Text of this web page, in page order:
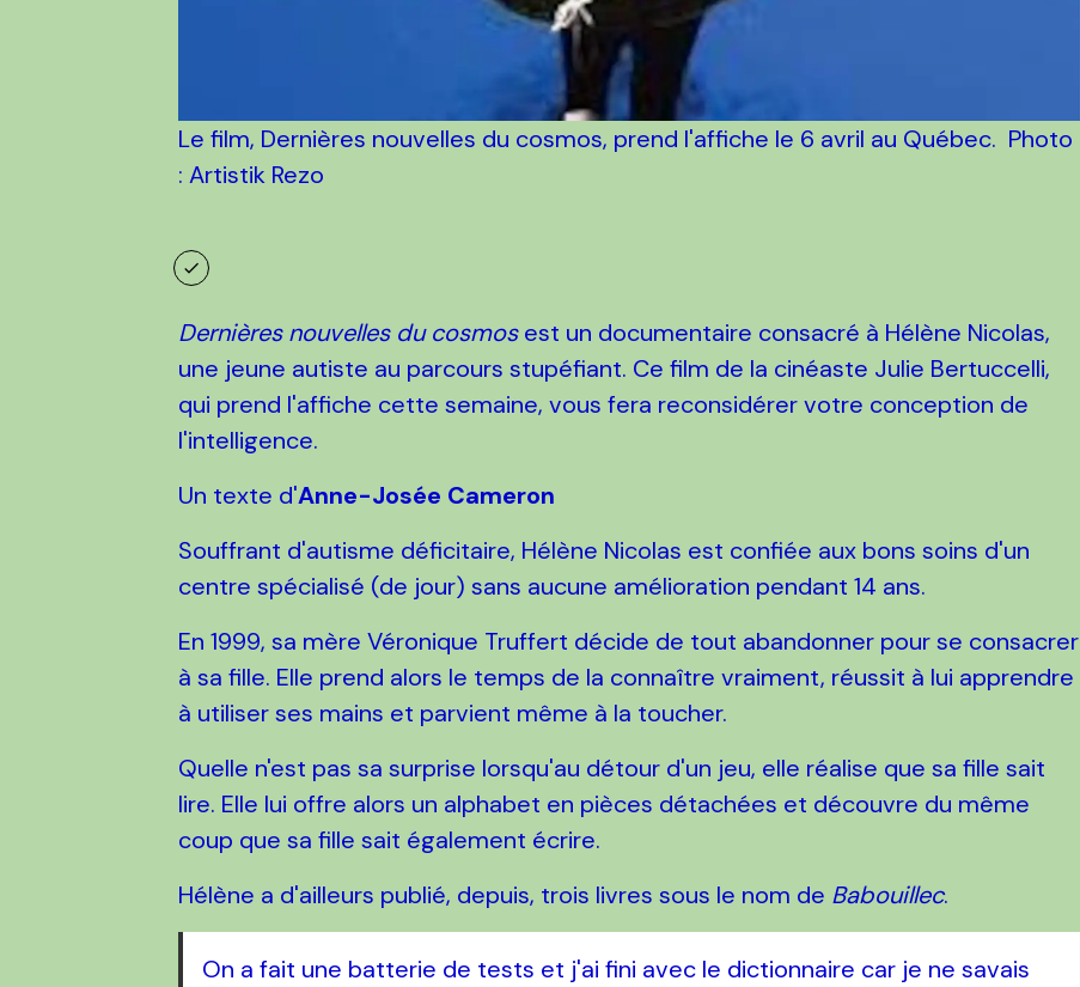
Le film, Dernières nouvelles du cosmos, prend l'affiche le 6 avril au Québec. Photo
: Artistik Rezo
Dernières nouvelles du cosmosest un documentaire consacré à Hélène Nicolas,
une jeune autiste au parcours stupéfiant. Ce film de la cinéaste Julie Bertuccelli,
qui prend l'affiche cette semaine, vous fera reconsidérer votre conception de
l'intelligence.
Un texte d'Anne-Josée Cameron
Souffrant d'autisme déficitaire, Hélène Nicolas est confiée aux bons soins d'un
centre spécialisé (de jour) sans aucune amélioration pendant 14 ans.
En 1999, sa mère Véronique Truffert décide de tout abandonner pour se consacrer
à sa fille. Elle prend alors le temps de la connaître vraiment, réussit à lui apprendre
à utiliser ses mains et parvient même à la toucher.
Quelle n'est pas sa surprise lorsqu'au détour d'un jeu, elle réalise que sa fille sait
lire. Elle lui offre alors un alphabet en pièces détachées et découvre du même
coup que sa fille sait également écrire.
Hélène a d'ailleurs publié, depuis, trois livres sous le nom de Babouillec.
On a fait une batterie de tests et j'ai fini avec le dictionnaire car je ne savais